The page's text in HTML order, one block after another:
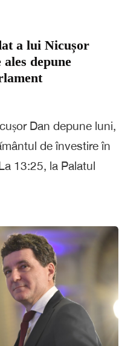
a lui Nicușor
depune
Dan depune luni,
de învestire în
13:25, la Palatul